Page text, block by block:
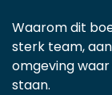
Waarom dit
sterk team,
omgeving
staan.